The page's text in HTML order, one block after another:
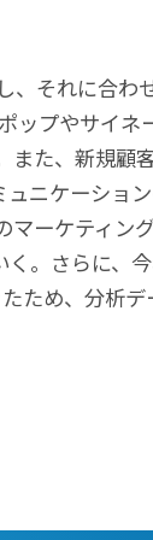
それに合わ
ップやサイ
た、新規顧
ニケーショ
ーケティン
。さらに、
ため、分析